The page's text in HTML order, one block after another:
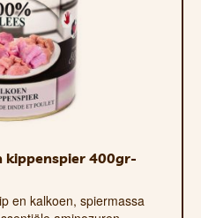
kippenspier 400gr-
en kalkoen, spiermassa